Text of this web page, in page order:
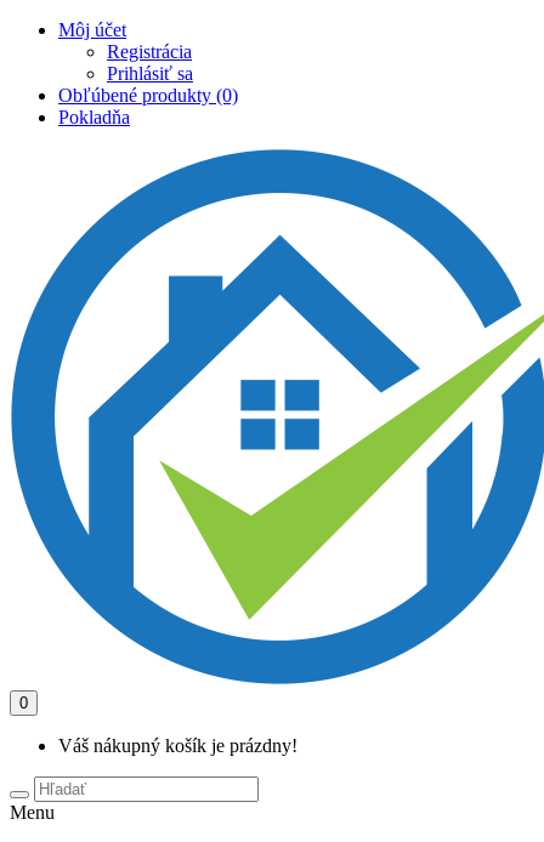
Môj účet
Registrácia
Prihlásiť sa
Obľúbené produkty (0)
Pokladňa
0
Váš nákupný košík je prázdny!
Menu